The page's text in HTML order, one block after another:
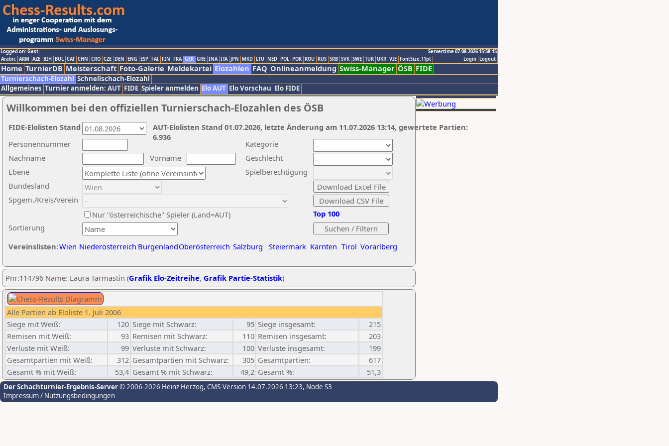
Logged on: Gast
Servertime 07.08.2026 15:58:15
Logout
Login
Arabic ARM AZE BIH BUL CAT CHN CRO CZE DEN ENG ESP FAI FIN FRA GER GRE INA ITA JPN MKD LTU NED POL POR ROU RUS SRB SVK SWE TUR UKR VIE FontSize:11pt
Home TurnierDB Meisterschaft Foto-Galerie Meldekartei Elozahlen FAQ Onlineanmeldung Swiss-Manager ÖSB FIDE
Turnierschach-Elozahl Schnellschach-Elozahl
Allgemeines Turnier anmelden: AUT FIDE Spieler anmelden Elo AUT Elo Vorschau Elo FIDE
Willkommen bei den offiziellen Turnierschach-Elozahlen des ÖSB
Nachname
Vorname
Ebene
Kategorie
Sortierung
Personennummer
Bundesland
Spgem./Kreis/Verein
Geschlecht
Nur "österreichische" Spieler (Land=AUT)
Spielberechtigung
Vereinslisten:Wien Niederösterreich BurgenlandOberösterreich Salzburg Steiermark Kärnten Tirol Vorarlberg
Top 100
AUT-Elolisten Stand 01.07.2026, letzte Änderung am 11.07.2026 13:14, gewertete Partien:
6.936
FIDE-Elolisten Stand
Pnr:114796 Name: Laura Tarmastin (Grafik Elo-Zeitreihe, Grafik Partie-Statistik)
Alle Partien ab Eloliste 1. Juli 2006
Siege mit Weiß:
120 Siege mit Schwarz: 95 Siege insgesamt:
215
Remisen mit Weiß:
93 Remisen mit Schwarz: 110 Remisen insgesamt:
203
Verluste mit Weiß:
99 Verluste mit Schwarz: 100 Verluste insgesamt:
199
Gesamtpartien mit Weiß:
312 Gesamtpartien mit Schwarz: 305 Gesamtpartien:
617
Gesamt % mit Weiß:
53,4 Gesamt % mit Schwarz: 49,2 Gesamt %: 51,3
Der Schachturnier-Ergebnis-Server© 2006-2026 Heinz Herzog, CMS-Version 14.07.2026 13:23, Node S3
Impressum / Nutzungsbedingungen